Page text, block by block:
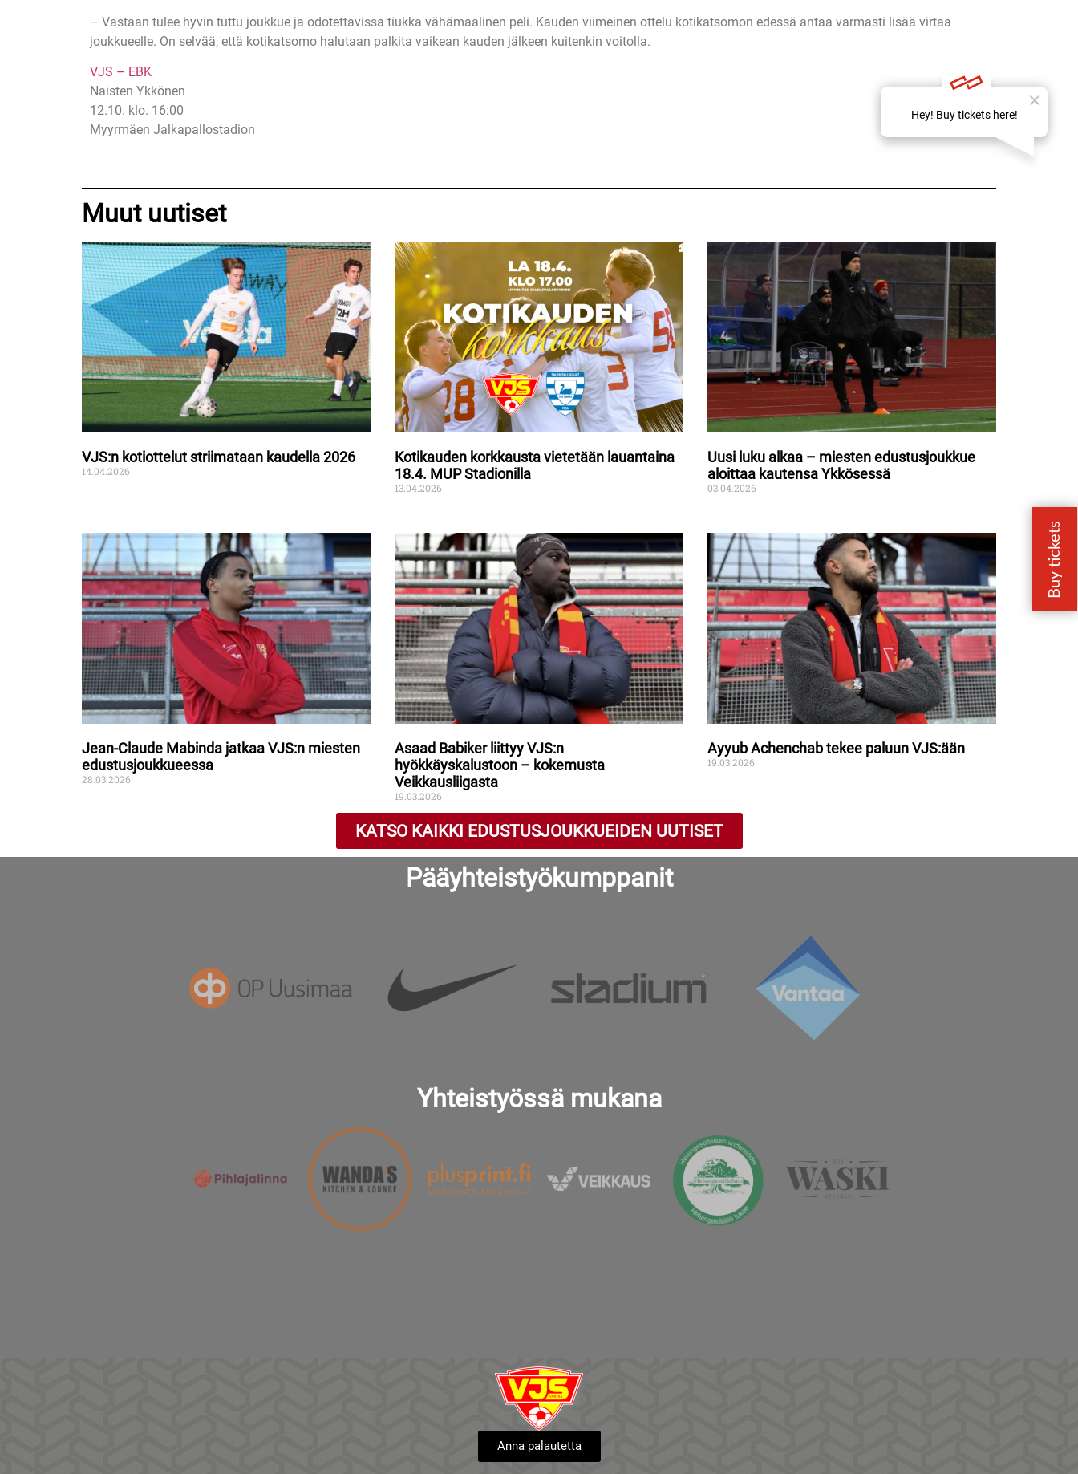
– Vastaan tulee hyvin tuttu joukkue ja odotettavissa tiukka vähämaalinen peli. Kauden viimeinen ottelu kotikatsomon edessä antaa varmasti lisää virtaa
joukkueelle. On selvää, että kotikatsomo halutaan palkita vaikean kauden jälkeen kuitenkin voitolla.
VJS – EBK
Naisten Ykkönen
12.10. klo. 16:00
Myyrmäen Jalkapallostadion
Muut uutiset
VJS:n kotiottelut striimataan kaudella 2026
14.04.2026
Kotikauden korkkausta vietetään lauantaina
18.4. MUP Stadionilla
13.04.2026
Uusi luku alkaa – miesten edustusjoukkue
aloittaa kautensa Ykkösessä
03.04.2026
Jean-Claude Mabinda jatkaa VJS:n miesten
edustusjoukkueessa
28.03.2026
Asaad Babiker liittyy VJS:n
hyökkäyskalustoon – kokemusta
Veikkausliigasta
19.03.2026
Ayyub Achenchab tekee paluun VJS:ään
19.03.2026
KATSO KAIKKI EDUSTUSJOUKKUEIDEN UUTISET
Pääyhteistyökumppanit
Yhteistyössä mukana
Anna palautetta